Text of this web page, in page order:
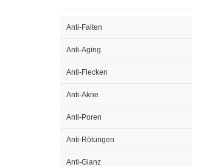
Anti-Falten
Anti-Aging
Anti-Flecken
Anti-Akne
Anti-Poren
Anti-Rötungen
Anti-Glanz